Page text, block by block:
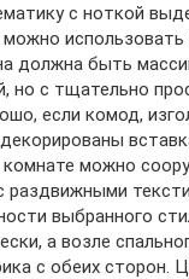
с ноткой
использовать
должна быть
но с тщательно
если комод,
можно
раздвижными
выбранного
а возле
с обеих сторон.